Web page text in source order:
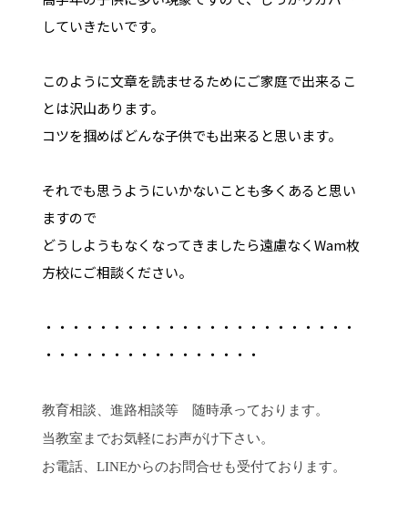
していきたいです。
このように文章を読ませるためにご家庭で出来るこ
とは沢山あります。
コツを掴めばどんな子供でも出来ると思います。
それでも思うようにいかないことも多くあると思い
ますので
どうしようもなくなってきましたら遠慮なくWam枚
方校にご相談ください。
・・・・・・・・・・・・・・・・・・・・・・・
・・・・・・・・・・・・・・・・
教育相談、進路相談等 随時承っております。
当教室までお気軽にお声がけ下さい。
お電話、LINEからのお問合せも受付ております。